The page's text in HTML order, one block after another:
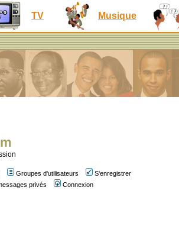
TV Musique
Groupes d'utilisateurs
S'enregistrer
privés Connexion